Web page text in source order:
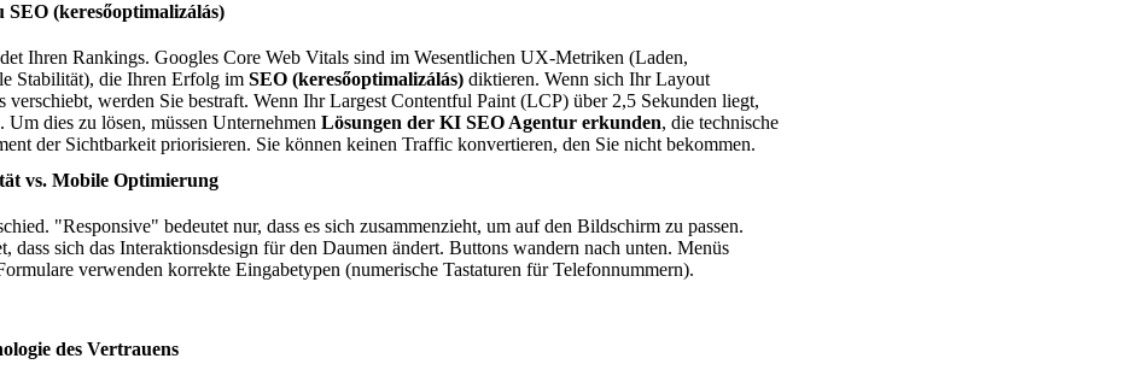
(keresőoptimalizálás)
Ihren Rankings. Googles Core Web Vitals sind im Wesentlichen UX-Metriken (Laden,
Stabilität), die Ihren Erfolg im SEO (keresőoptimalizálás) diktieren. Wenn sich Ihr Layout
verschiebt, werden Sie bestraft. Wenn Ihr Largest Contentful Paint (LCP) über 2,5 Sekunden liegt,
dies zu lösen, müssen Unternehmen Lösungen der KI SEO Agentur erkunden, die technische
der Sichtbarkeit priorisieren. Sie können keinen Traffic konvertieren, den Sie nicht bekommen.
vs. Mobile Optimierung
"Responsive" bedeutet nur, dass es sich zusammenzieht, um auf den Bildschirm zu passen.
dass sich das Interaktionsdesign für den Daumen ändert. Buttons wandern nach unten. Menüs
verwenden korrekte Eingabetypen (numerische Tastaturen für Telefonnummern).
des Vertrauens